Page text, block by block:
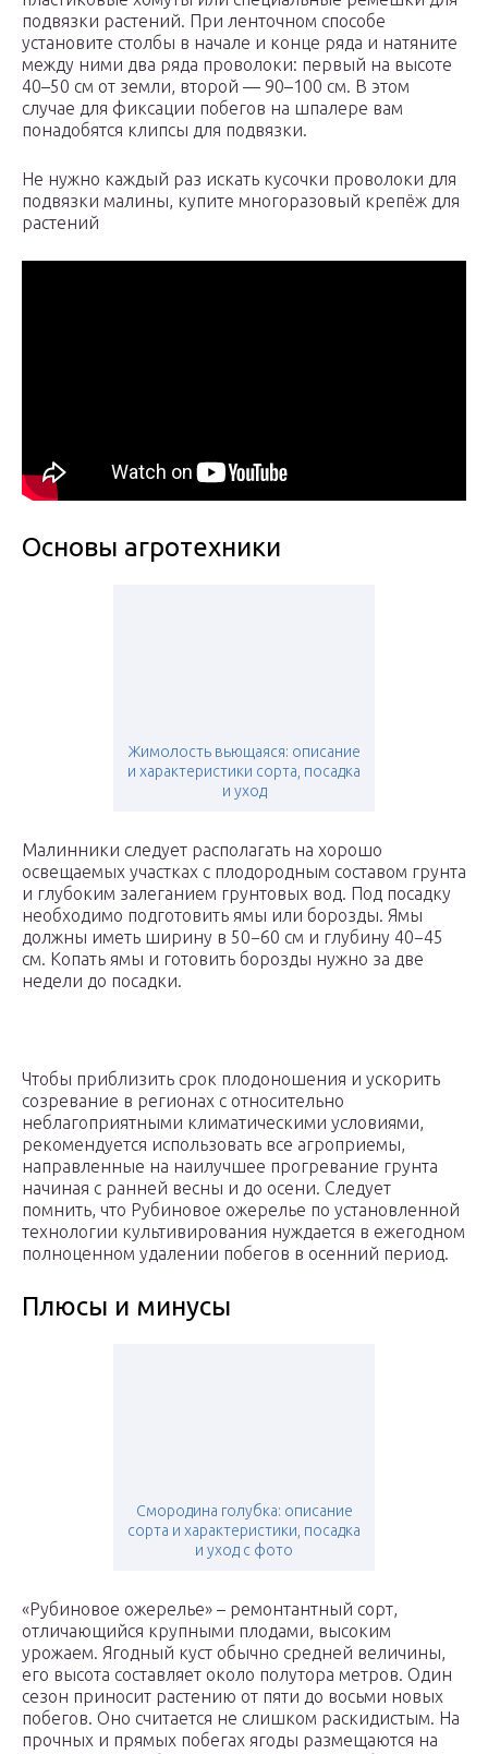
подвязки растений. При ленточном способе
установите столбы в начале и конце ряда и натяните
между ними два ряда проволоки: первый на высоте
40–50 см от земли, второй — 90–100 см. В этом
случае для фиксации побегов на шпалере вам
понадобятся клипсы для подвязки.
Не нужно каждый раз искать кусочки проволоки для
подвязки малины, купите многоразовый крепёж для
растений
Основы агротехники
Жимолость вьющаяся: описание
и характеристики сорта, посадка
и уход
Малинники следует располагать на хорошо
освещаемых участках с плодородным составом грунта
и глубоким залеганием грунтовых вод. Под посадку
необходимо подготовить ямы или борозды. Ямы
должны иметь ширину в 50−60 см и глубину 40−45
см. Копать ямы и готовить борозды нужно за две
недели до посадки.
Чтобы приблизить срок плодоношения и ускорить
созревание в регионах с относительно
неблагоприятными климатическими условиями,
рекомендуется использовать все агроприемы,
направленные на наилучшее прогревание грунта
начиная с ранней весны и до осени. Следует
помнить, что Рубиновое ожерелье по установленной
технологии культивирования нуждается в ежегодном
полноценном удалении побегов в осенний период.
Плюсы и минусы
Смородина голубка: описание
сорта и характеристики, посадка
и уход с фото
«Рубиновое ожерелье» – ремонтантный сорт,
отличающийся крупными плодами, высоким
урожаем. Ягодный куст обычно средней величины,
его высота составляет около полутора метров. Один
сезон приносит растению от пяти до восьми новых
побегов. Оно считается не слишком раскидистым. На
прочных и прямых побегах ягоды размещаются на